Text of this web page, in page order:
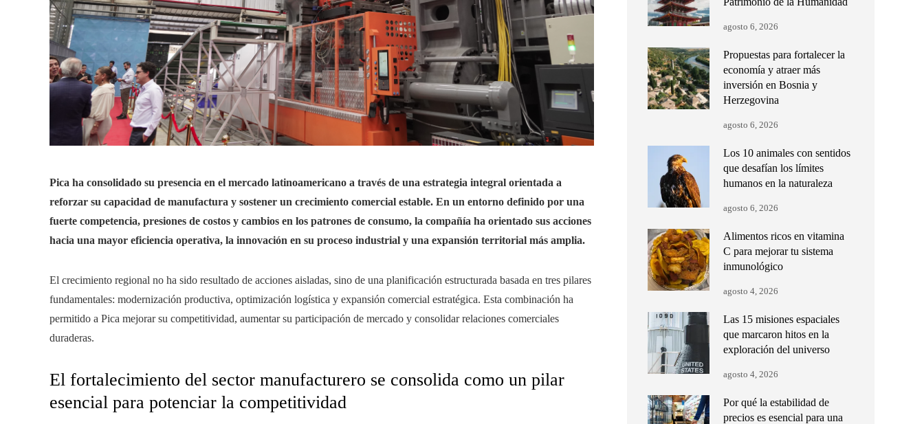
Pica ha consolidado su presencia en el mercado latinoamericano a través de una estrategia integral orientada a
reforzar su capacidad de manufactura y sostener un crecimiento comercial estable. En un entorno definido por una
fuerte competencia, presiones de costos y cambios en los patrones de consumo, la compañía ha orientado sus acciones
hacia una mayor eficiencia operativa, la innovación en su proceso industrial y una expansión territorial más amplia.
El crecimiento regional no ha sido resultado de acciones aisladas, sino de una planificación estructurada basada en tres pilares
fundamentales: modernización productiva, optimización logística y expansión comercial estratégica. Esta combinación ha
permitido a Pica mejorar su competitividad, aumentar su participación de mercado y consolidar relaciones comerciales
duraderas.
El fortalecimiento del sector manufacturero se consolida como un pilar
esencial para potenciar la competitividad
agosto 6, 2026
Propuestas para fortalecer la
economía y atraer más
inversión en Bosnia y
Herzegovina
agosto 6, 2026
Los 10 animales con sentidos
que desafían los límites
humanos en la naturaleza
agosto 6, 2026
Alimentos ricos en vitamina
C para mejorar tu sistema
inmunológico
agosto 4, 2026
Las 15 misiones espaciales
que marcaron hitos en la
exploración del universo
agosto 4, 2026
Por qué la estabilidad de
precios es esencial para una